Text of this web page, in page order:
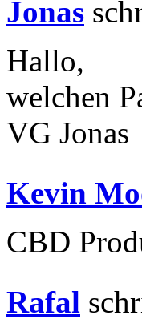
Jonas
Hallo,
welchen
VG Jonas
Kevin
CBD
Rafal